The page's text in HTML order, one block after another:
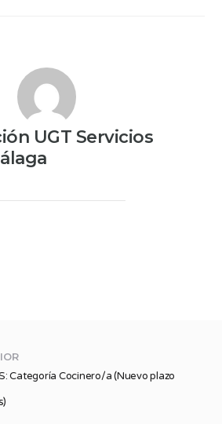
UGT Servicios
Categoría Cocinero/a (Nuevo plazo